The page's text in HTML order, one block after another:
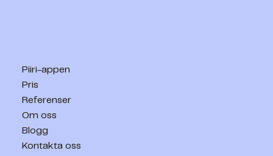
Piiri-appen
Pris
Referenser
Om oss
Blogg
Kontakta oss